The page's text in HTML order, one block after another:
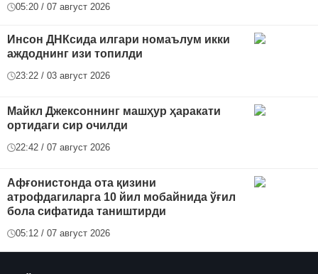
05:20 / 07 август 2026
Инсон ДНКсида илгари номаълум икки
аждоднинг изи топилди
23:22 / 03 август 2026
Майкл Джексоннинг машҳур ҳаракати
ортидаги сир очилди
22:42 / 07 август 2026
Афғонистонда ота қизини
атрофдагиларга 10 йил мобайнида ўғил
бола сифатида таништирди
05:12 / 07 август 2026